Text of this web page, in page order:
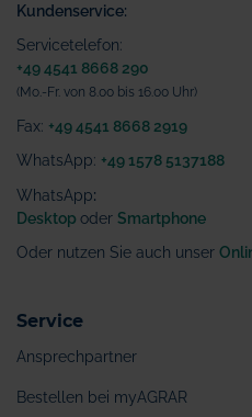
Kundenservice:
Servicetelefon:
+49 4541 8668 290
(Mo.-Fr. von 8.00 bis 16.00 Uhr)
Fax: +49 4541 8668 2919
WhatsApp: +49 1578 5137188
WhatsApp:
Desktop oder Smartphone
Oder nutzen Sie auch unser
Service
Ansprechpartner
Bestellen bei myAGRAR